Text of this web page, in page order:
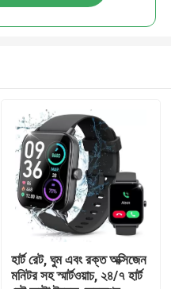
হার্ট রেট, ঘুম এবং রক্ত অক্সিজেন
মনিটর সহ স্মার্টওয়াচ, ২৪/৭ হার্ট